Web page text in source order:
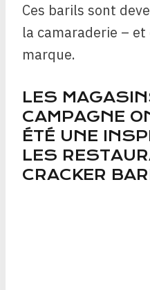
Ces barils sont
la camaraderie – et
marque.
LES
CAMPAGNE
ÉTÉ UNE
LES
CRACKER